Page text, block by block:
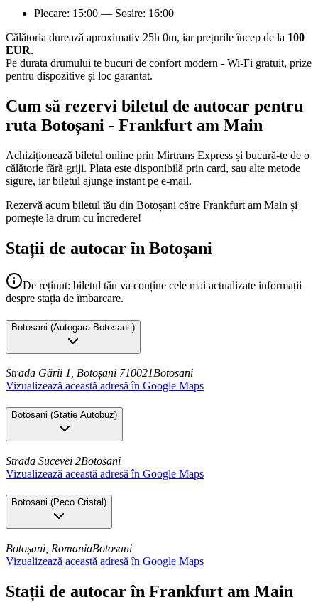
Plecare: 15:00 — Sosire: 16:00
Călătoria durează aproximativ 25h 0m, iar prețurile încep de la 100
EUR.
Pe durata drumului te bucuri de confort modern - Wi-Fi gratuit, prize
pentru dispozitive și loc garantat.
Cum să rezervi biletul de autocar pentru
ruta Botoșani - Frankfurt am Main
Achiziționează biletul online prin Mirtrans Express și bucură-te de o
călătorie fără griji. Plata este disponibilă prin card, sau alte metode
sigure, iar biletul ajunge instant pe e-mail.
Rezervă acum biletul tău din Botoșani către Frankfurt am Main și
pornește la drum cu încredere!
Stații de autocar în Botoșani
De reținut: biletul tău va conține cele mai actualizate informații
despre stația de îmbarcare.
Botosani (Autogara Botosani )
Strada Gării 1, Botoșani 710021Botosani
Vizualizează această adresă în Google Maps
Botosani (Statie Autobuz)
Strada Sucevei 2Botosani
Vizualizează această adresă în Google Maps
Botosani (Peco Cristal)
Botoșani, RomaniaBotosani
Vizualizează această adresă în Google Maps
Stații de autocar în Frankfurt am Main